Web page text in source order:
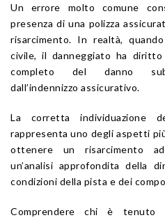
Un errore molto comune
presenza di una polizza
risarcimento. In realtà,
civile, il danneggiato ha
completo del danno
dall’indennizzo assicurativo.
La corretta individuazione
rappresenta uno degli aspetti
ottenere un risarcimento
un’analisi approfondita della
condizioni della pista e dei
Comprendere chi è tenuto